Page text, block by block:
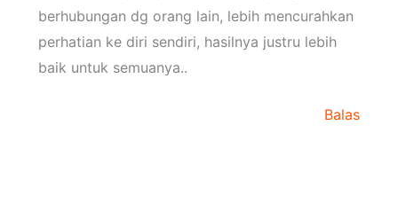
berhubungan dg orang lain, lebih mencurahkan
perhatian ke diri sendiri, hasilnya justru lebih
baik untuk semuanya..
Balas